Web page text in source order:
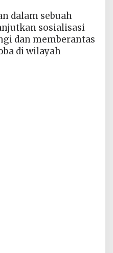
dalam sebuah
sosialisasi
dan memberantas
di wilayah